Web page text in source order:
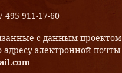
495 911-17-60
с данным проектом
адресу электронной почты